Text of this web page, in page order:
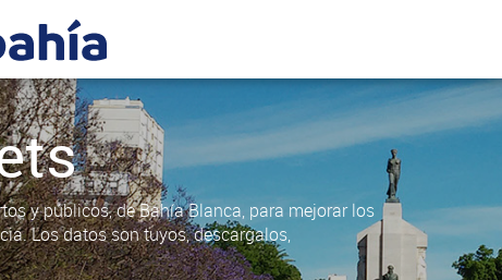
y públicos, de Bahía Blanca, para mejorar los
Los datos son tuyos, descargalos,